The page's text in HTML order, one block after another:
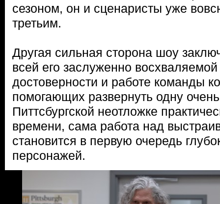
сезоном, он и сценаристы уже
третьим.
Другая сильная сторона шоу
всей его заслуженно
достоверности и работе команды
помогающих развернуть одну
Питтсбургской неотложке
времени, сама работа над
становится в первую очередь
персонажей.